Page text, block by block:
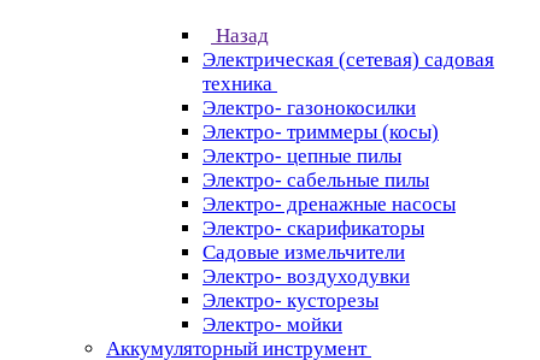
Назад
Электрическая (сетевая) садовая
техника
Электро- газонокосилки
Электро- триммеры (косы)
Электро- цепные пилы
Электро- сабельные пилы
Электро- дренажные насосы
Электро- скарификаторы
Садовые измельчители
Электро- воздуходувки
Электро- кусторезы
Электро- мойки
Аккумуляторный инструмент